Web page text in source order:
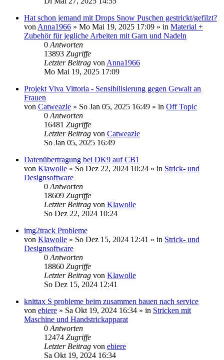
Hat schon jemand mit Drops Snow Puschen gestrickt/gefilzt?
von Anna1966 » Mo Mai 19, 2025 17:09 » in Material +
Zubehör für jegliche Arbeiten mit Garn und Nadeln
0 Antworten
13893 Zugriffe
Letzter Beitrag von Anna1966
Mo Mai 19, 2025 17:09
Projekt Viva Vittoria - Sensibilisierung gegen Gewalt an
Frauen
von Catweazle » So Jan 05, 2025 16:49 » in Off Topic
0 Antworten
16481 Zugriffe
Letzter Beitrag von Catweazle
So Jan 05, 2025 16:49
Datenübertragung bei DK9 auf CB1
von Klawolle » So Dez 22, 2024 10:24 » in Strick- und
Designsoftware
0 Antworten
18609 Zugriffe
Letzter Beitrag von Klawolle
So Dez 22, 2024 10:24
img2track Probleme
von Klawolle » So Dez 15, 2024 12:41 » in Strick- und
Designsoftware
0 Antworten
18860 Zugriffe
Letzter Beitrag von Klawolle
So Dez 15, 2024 12:41
knittax S probleme beim zusammen bauen nach service
von ebiere » Sa Okt 19, 2024 16:34 » in Stricken mit
Maschine und Handstrickapparat
0 Antworten
12474 Zugriffe
Letzter Beitrag von ebiere
Sa Okt 19, 2024 16:34